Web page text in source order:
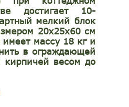
достигает 10-
мелкий блок
20x25x60 см
массу 18 кг и
в ограждающей
кирпичей весом до